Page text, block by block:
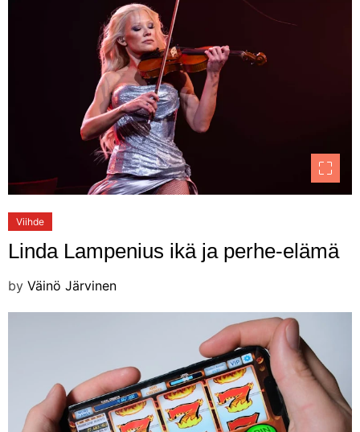
Viihde
Linda Lampenius ikä ja perhe-elämä
by Väinö Järvinen